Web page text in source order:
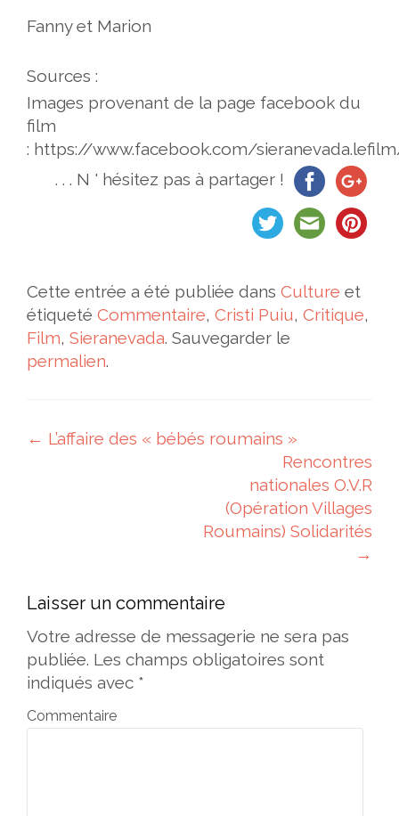
Fanny et Marion
Sources :
Images provenant de la page facebook du
film
: https://www.facebook.com/
. . . N ' hésitez pas à partager !
Cette entrée a été publiée dans Culture et
étiqueté Commentaire, Cristi Puiu, Critique,
Film, Sieranevada. Sauvegarder le
permalien.
Navigation des articles
← L’affaire des « bébés roumains »
Rencontres
nationales O.V.R
(Opération Villages
Roumains) Solidarités
→
Laisser un commentaire
Votre adresse de messagerie ne sera pas
publiée. Les champs obligatoires sont
indiqués avec *
Commentaire